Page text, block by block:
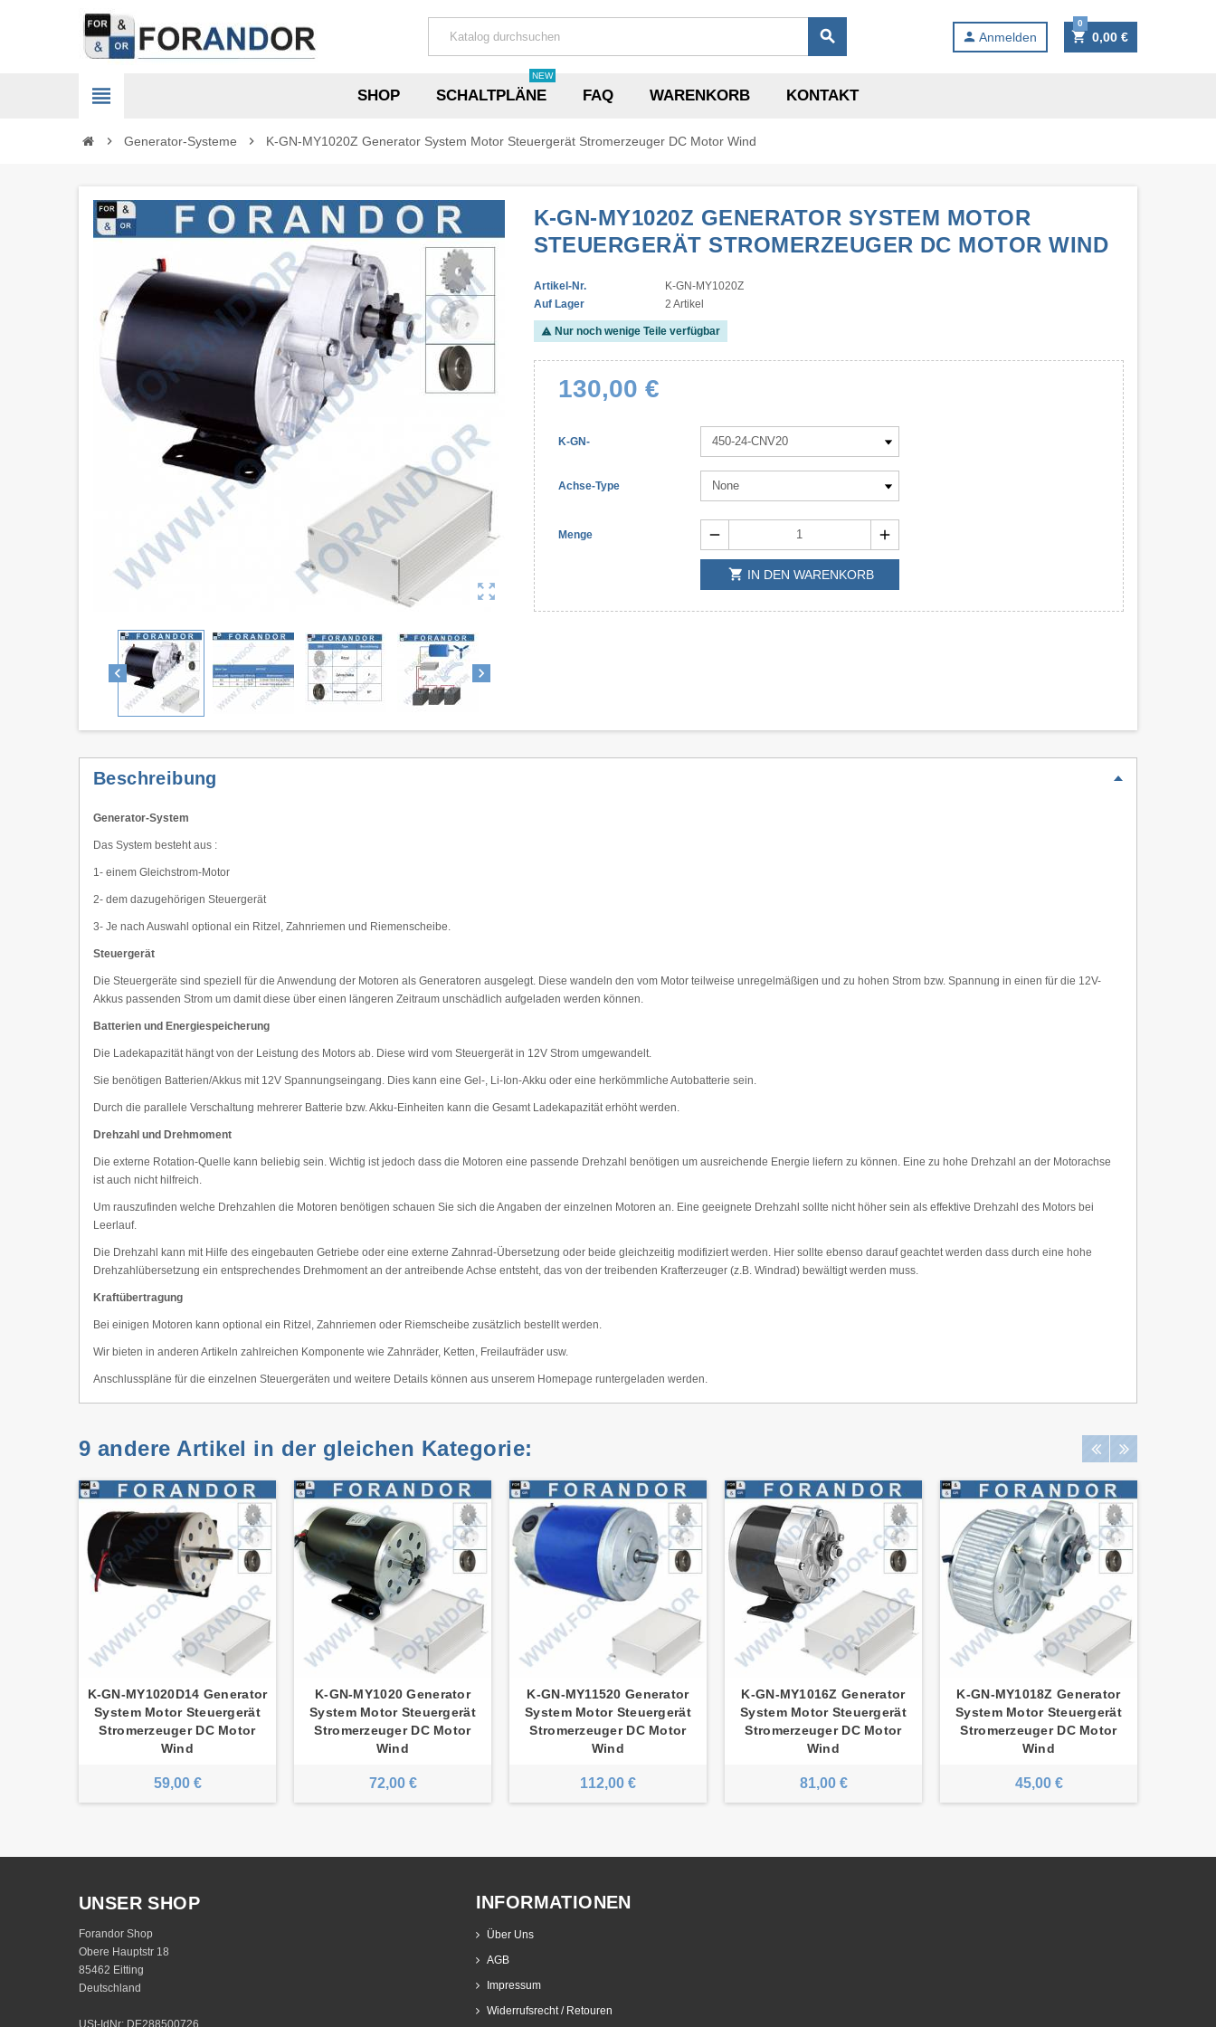
search person Anmelden shopping_cart 0,00 €
0
view_headline SHOP SCHALTPLÄNE
NEW
FAQ WARENKORB KONTAKT
chevron_right Generator-Systeme chevron_right K-GN-MY1020Z Generator System Motor Steuergerät Stromerzeuger DC Motor Wind
zoom_out_map
chevron_left chevron_right
K-GN-MY1020Z GENERATOR SYSTEM MOTOR
STEUERGERÄT STROMERZEUGER DC MOTOR WIND
Artikel-Nr.
K-GN-MY1020Z
Auf Lager
2 Artikel
warning Nur noch wenige Teile verfügbar
130,00 €
K-GN-
Achse-Type
Menge remove add
shopping_cart IN DEN WARENKORB
Beschreibung
Generator-System
Das System besteht aus :
1- einem Gleichstrom-Motor
2- dem dazugehörigen Steuergerät
3- Je nach Auswahl optional ein Ritzel, Zahnriemen und Riemenscheibe.
Steuergerät
Die Steuergeräte sind speziell für die Anwendung der Motoren als Generatoren ausgelegt. Diese wandeln den vom Motor teilweise unregelmäßigen und zu hohen Strom bzw. Spannung in einen für die 12V-
Akkus passenden Strom um damit diese über einen längeren Zeitraum unschädlich aufgeladen werden können.
Batterien und Energiespeicherung
Die Ladekapazität hängt von der Leistung des Motors ab. Diese wird vom Steuergerät in 12V Strom umgewandelt.
Sie benötigen Batterien/Akkus mit 12V Spannungseingang. Dies kann eine Gel-, Li-Ion-Akku oder eine herkömmliche Autobatterie sein.
Durch die parallele Verschaltung mehrerer Batterie bzw. Akku-Einheiten kann die Gesamt Ladekapazität erhöht werden.
Drehzahl und Drehmoment
Die externe Rotation-Quelle kann beliebig sein. Wichtig ist jedoch dass die Motoren eine passende Drehzahl benötigen um ausreichende Energie liefern zu können. Eine zu hohe Drehzahl an der Motorachse
ist auch nicht hilfreich.
Um rauszufinden welche Drehzahlen die Motoren benötigen schauen Sie sich die Angaben der einzelnen Motoren an. Eine geeignete Drehzahl sollte nicht höher sein als effektive Drehzahl des Motors bei
Leerlauf.
Die Drehzahl kann mit Hilfe des eingebauten Getriebe oder eine externe Zahnrad-Übersetzung oder beide gleichzeitig modifiziert werden. Hier sollte ebenso darauf geachtet werden dass durch eine hohe
Drehzahlübersetzung ein entsprechendes Drehmoment an der antreibende Achse entsteht, das von der treibenden Krafterzeuger (z.B. Windrad) bewältigt werden muss.
Kraftübertragung
Bei einigen Motoren kann optional ein Ritzel, Zahnriemen oder Riemscheibe zusätzlich bestellt werden.
Wir bieten in anderen Artikeln zahlreichen Komponente wie Zahnräder, Ketten, Freilaufräder usw.
Anschlusspläne für die einzelnen Steuergeräten und weitere Details können aus unserem Homepage runtergeladen werden.
9 andere Artikel in der gleichen Kategorie:
K-GN-MY1020D14 Generator
System Motor Steuergerät
Stromerzeuger DC Motor
Wind
59,00 €
K-GN-MY1020 Generator
System Motor Steuergerät
Stromerzeuger DC Motor
Wind
72,00 €
K-GN-MY11520 Generator
System Motor Steuergerät
Stromerzeuger DC Motor
Wind
112,00 €
K-GN-MY1016Z Generator
System Motor Steuergerät
Stromerzeuger DC Motor
Wind
81,00 €
K-GN-MY1018Z Generator
System Motor Steuergerät
Stromerzeuger DC Motor
Wind
45,00 €
UNSER SHOP
Forandor Shop
Obere Hauptstr 18
85462 Eitting
Deutschland
USt-IdNr: DE288500726
INFORMATIONEN
Über Uns
AGB
Impressum
Widerrufsrecht / Retouren